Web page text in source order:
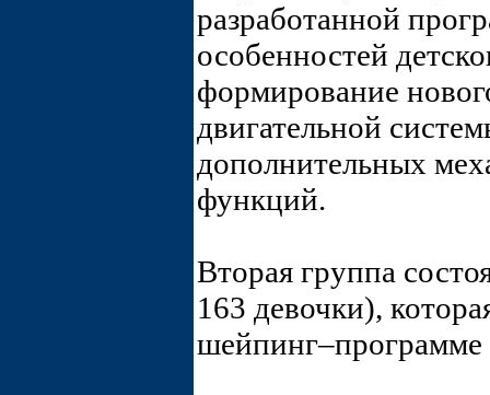
разработанной
особенностей
формирование
двигательной
дополнительных
функций.
Вторая группа
163 девочки),
шейпинг–программе